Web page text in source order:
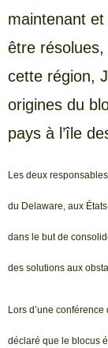
maintenant
être résolues,
cette région,
origines du
pays à l’île
Les deux
du Delaware, aux
dans le but de
des solutions aux
Lors d’une
déclaré que le blocus